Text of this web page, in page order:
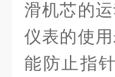
滑机芯的
仪表的使
能防止指